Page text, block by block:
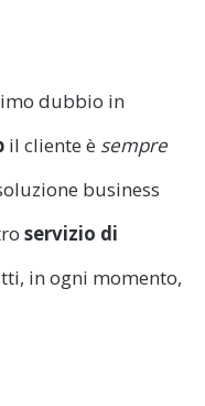
dubbio in
il cliente è sempre
business
servizio di
in ogni momento,